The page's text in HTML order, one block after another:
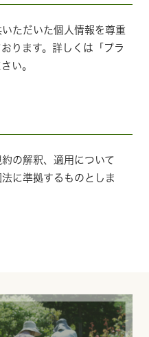
ただいた個人情報を尊重
ります。詳しくは「プラ
い。
の解釈、適用について
に準拠するものとしま